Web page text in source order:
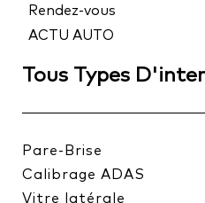
Rendez-vous
ACTU AUTO
Tous Types
Pare-Brise
Calibrage ADAS
Vitre latérale